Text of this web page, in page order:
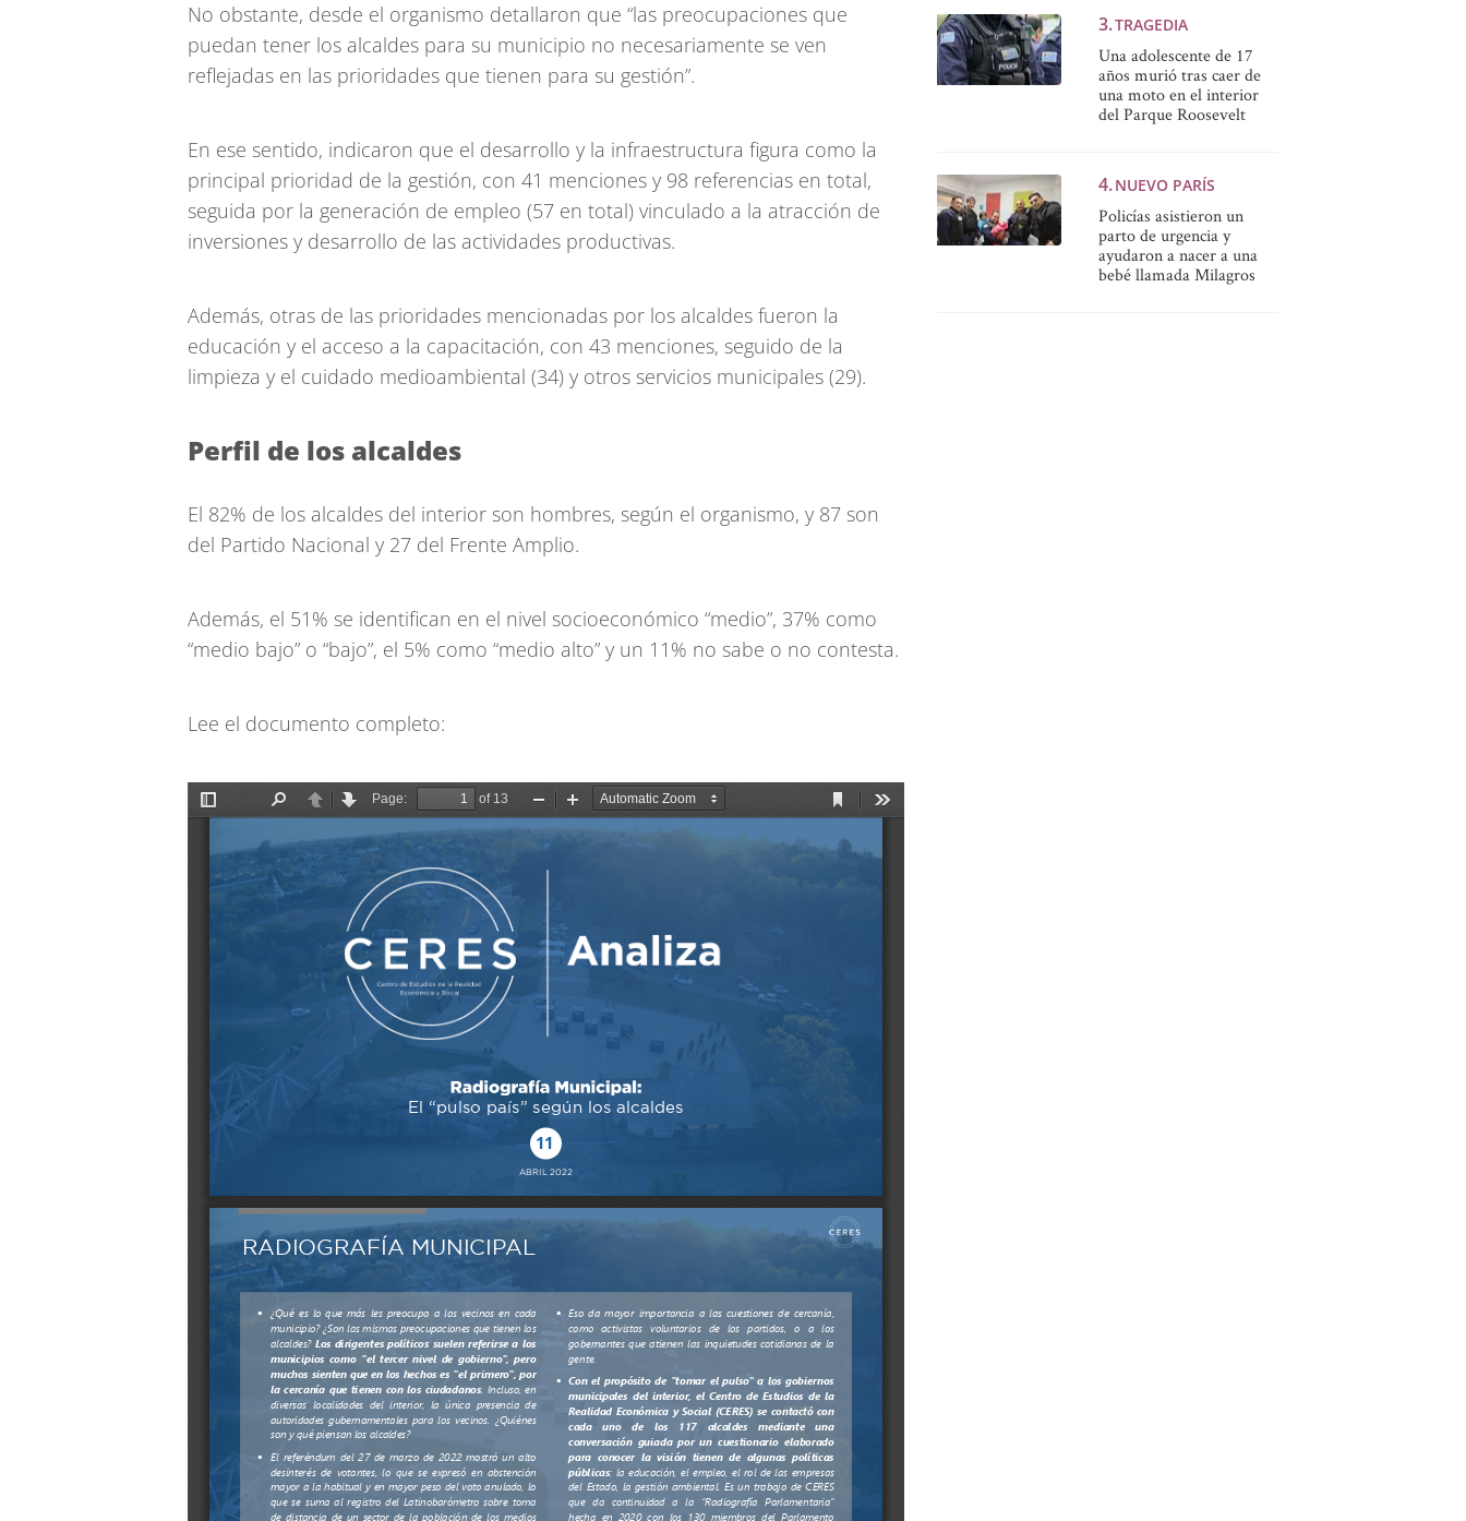
No obstante, desde el organismo detallaron que “las preocupaciones que
puedan tener los alcaldes para su municipio no necesariamente se ven
reflejadas en las prioridades que tienen para su gestión”.
En ese sentido, indicaron que el desarrollo y la infraestructura figura como la
principal prioridad de la gestión, con 41 menciones y 98 referencias en total,
seguida por la generación de empleo (57 en total) vinculado a la atracción de
inversiones y desarrollo de las actividades productivas.
Además, otras de las prioridades mencionadas por los alcaldes fueron la
educación y el acceso a la capacitación, con 43 menciones, seguido de la
limpieza y el cuidado medioambiental (34) y otros servicios municipales (29).
Perfil de los alcaldes
El 82% de los alcaldes del interior son hombres, según el organismo, y 87 son
del Partido Nacional y 27 del Frente Amplio.
Además, el 51% se identifican en el nivel socioeconómico “medio”, 37% como
“medio bajo” o “bajo”, el 5% como “medio alto” y un 11% no sabe o no contesta.
Lee el documento completo:
TRAGEDIA
Una adolescente de 17
años murió tras caer de
una moto en el interior
del Parque Roosevelt
NUEVO PARÍS
Policías asistieron un
parto de urgencia y
ayudaron a nacer a una
bebé llamada Milagros